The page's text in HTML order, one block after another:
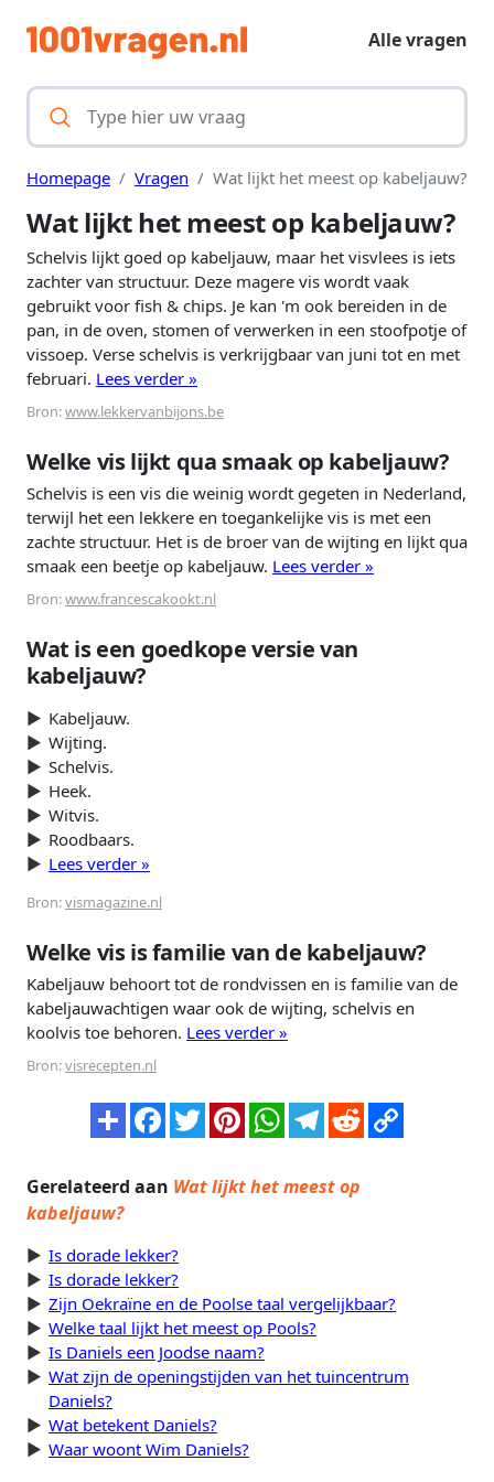
Alle vragen
Homepage Vragen Wat lijkt het meest op kabeljauw?
Wat lijkt het meest op kabeljauw?
Schelvis lijkt goed op kabeljauw, maar het visvlees is iets
zachter van structuur. Deze magere vis wordt vaak
gebruikt voor fish & chips. Je kan 'm ook bereiden in de
pan, in de oven, stomen of verwerken in een stoofpotje of
vissoep. Verse schelvis is verkrijgbaar van juni tot en met
februari. Lees verder »
Bron:www.lekkervanbijons.be
Welke vis lijkt qua smaak op kabeljauw?
Schelvis is een vis die weinig wordt gegeten in Nederland,
terwijl het een lekkere en toegankelijke vis is met een
zachte structuur. Het is de broer van de wijting en lijkt qua
smaak een beetje op kabeljauw. Lees verder »
Bron:www.francescakookt.nl
Wat is een goedkope versie van
kabeljauw?
Kabeljauw.
Wijting.
Schelvis.
Heek.
Witvis.
Roodbaars.
Lees verder »
Bron:vismagazine.nl
Welke vis is familie van de kabeljauw?
Kabeljauw behoort tot de rondvissen en is familie van de
kabeljauwachtigen waar ook de wijting, schelvis en
koolvis toe behoren. Lees verder »
Bron:visrecepten.nl
Gerelateerd aan Wat lijkt het meest op
kabeljauw?
Is dorade lekker?
Is dorade lekker?
Zijn Oekraïne en de Poolse taal vergelijkbaar?
Welke taal lijkt het meest op Pools?
Is Daniels een Joodse naam?
Wat zijn de openingstijden van het tuincentrum
Daniels?
Wat betekent Daniels?
Waar woont Wim Daniels?